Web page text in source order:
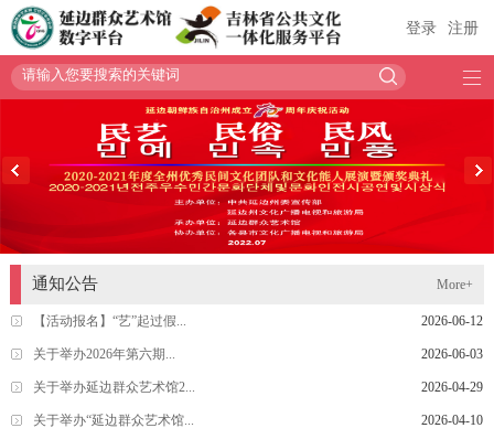
登录 注册
—
—
—
通知公告 More+
【活动报名】“艺”起过假... 2026-06-12
关于举办2026年第六期... 2026-06-03
关于举办延边群众艺术馆2... 2026-04-29
关于举办“延边群众艺术馆... 2026-04-10